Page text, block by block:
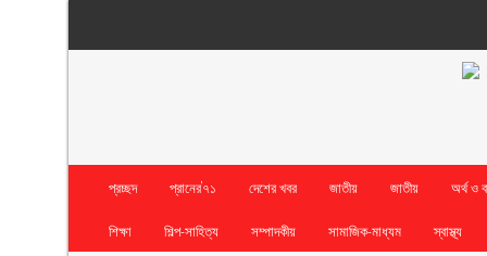
প্রচ্ছদ প্রানের’৭১ দেশের খবর জাতীয় জাতীয়
অর্থ ও
শিক্ষা
শিল্প-সাহিত্য সম্পাদকীয় সামাজিক-মাধ্যম স্বাস্থ্য